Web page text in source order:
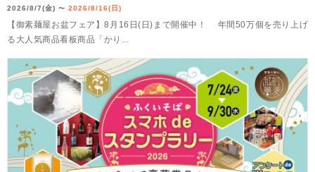
2026/8/7(金) 〜 2026/8/16(日)
【御素麺屋お盆フェア】8月16日(日)まで開催中！ 年間50万個を売り上げ
る大人気商品看板商品「かり...